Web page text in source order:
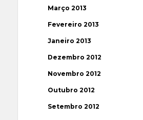
Março 2013
Fevereiro 2013
Janeiro 2013
Dezembro 2012
Novembro 2012
Outubro 2012
Setembro 2012